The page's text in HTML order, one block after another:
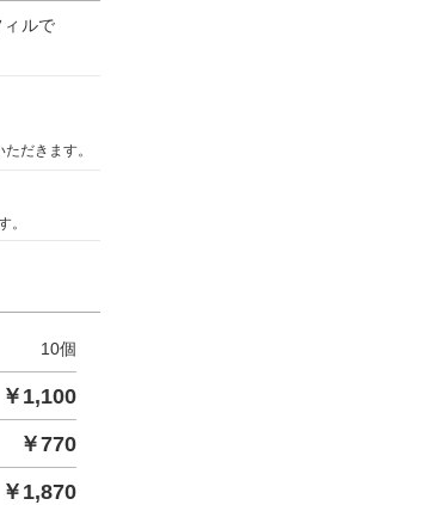
ィルで
だきます。
。
10個
￥ 1,100
￥770
￥ 1,870